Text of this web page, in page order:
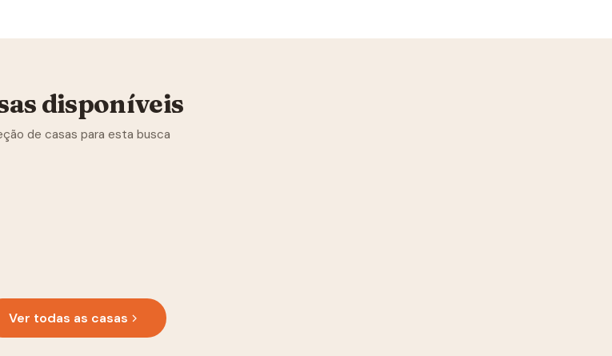
disponíveis
de casas para esta busca
Ver todas as casas